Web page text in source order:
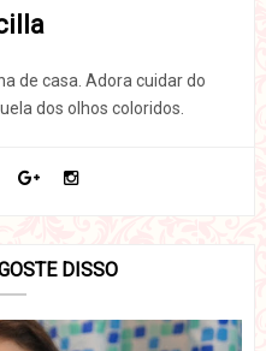
de casa. Adora cuidar do
dos olhos coloridos.
DISSO